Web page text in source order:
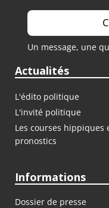
Un message, une
Actualités
L'édito politique
L'invité politique
Les courses hippiques
pronostics
Informations
Dossier de presse